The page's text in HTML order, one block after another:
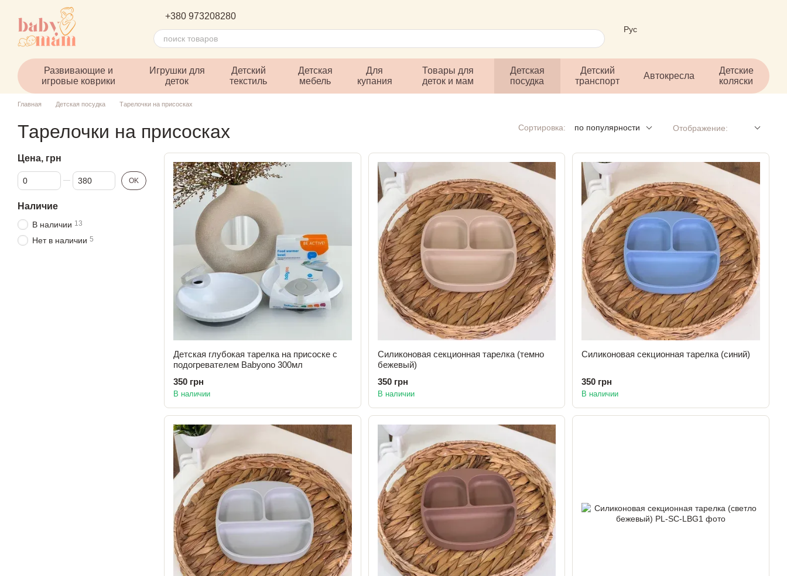
Перейти к основному контенту
+380 973208280
Рус
Развивающие и
игровые коврики
Игрушки для
деток
Детский
текстиль
Детская
мебель
Для
купания
Товары для
деток и мам
Детская
посудка
Детский
транспорт
Автокресла
Детские
коляски
Главная Детская посудка Тарелочки на присосках
Тарелочки на присосках Сортировка: по популярности Отображение:
Детская глубокая тарелка на присоске с
подогревателем Babyono 300мл
350 грн
В наличии
Силиконовая секционная тарелка (темно
бежевый)
350 грн
В наличии
Силиконовая секционная тарелка (синий)
350 грн
В наличии
Цена, грн
От Цена, грн
До Цена, грн OK
Наличие
В наличии 13
Нет в наличии 5